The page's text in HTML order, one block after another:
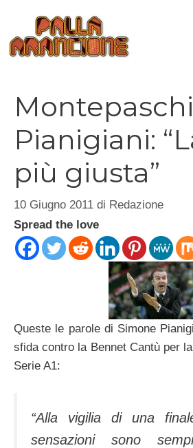
contenuto
Pianigiani:
più giusta”
10 Giugno 2011 di Redazione
Spread the love
Queste le parole di Simone
sfida contro la Bennet Cantù per
Serie A1:
“Alla vigilia di una
sensazioni sono